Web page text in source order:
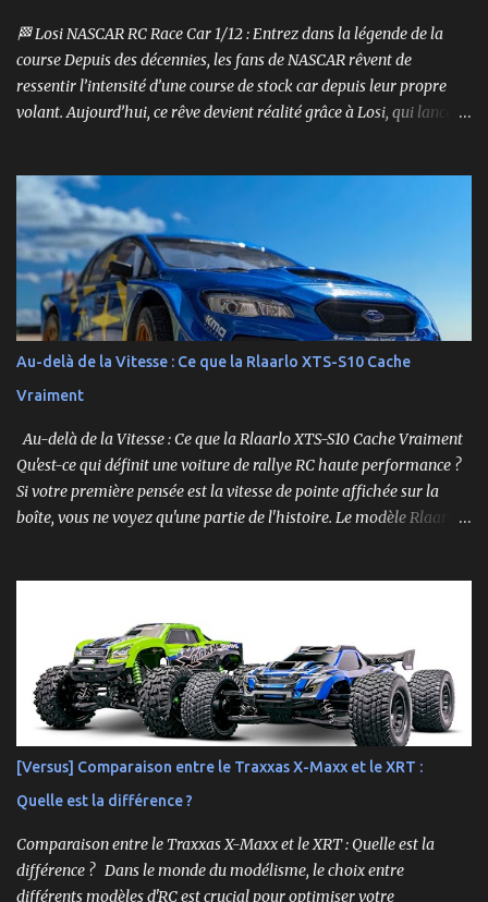
🏁 Losi NASCAR RC Race Car 1/12 : Entrez dans la légende de la
course Depuis des décennies, les fans de NASCAR rêvent de
ressentir l’intensité d’une course de stock car depuis leur propre
volant. Aujourd’hui, ce rêve devient réalité grâce à Losi, qui lance
foncer sur n’importe quelle surface plate. Voici le Losi NASCAR RC
Race Car , dans sa version Ryan Blaney No. 12 Advance Auto Parts
Ford Mustang RTR 2025 .
Au-delà de la Vitesse : Ce que la Rlaarlo XTS-S10 Cache
Vraiment
Au-delà de la Vitesse : Ce que la Rlaarlo XTS-S10 Cache Vraiment
Qu'est-ce qui définit une voiture de rallye RC haute performance ?
Si votre première pensée est la vitesse de pointe affichée sur la
boîte, vous ne voyez qu'une partie de l'histoire. Le modèle Rlaarlo
qui font de cette machine bien plus qu'un simple bolide. Un Modèle,
Deux Philosophies : Le Choix Entre "Prêt à Rouler" et "À
Personnaliser" Rlaarlo propose la XTS-S10 en deux versions
distinctes, une décision brillante qui s'adresse à l'ensemble de la
communauté RC. D'un côté, la version RTR (Ready to Run),
complète et prête à l'emploi. De l'autre, la version "Roller", un
châssis presque assemblé mais livré sans aucune électronique : ni
moteur, ni servo, ni ESC, ni batterie. ...
[Versus] Comparaison entre le Traxxas X-Maxx et le XRT :
Quelle est la différence ?
Comparaison entre le Traxxas X-Maxx et le XRT : Quelle est la
différence ? Dans le monde du modélisme, le choix entre
différents modèles d'RC est crucial pour optimiser votre